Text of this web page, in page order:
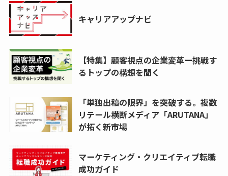
キャリアアップナビ
【特集】顧客視点の企業変革ー挑戦す
るトップの構想を聞く
「単独出稿の限界」を突破する。複数
リテール横断メディア「ARUTANA」
が拓く新市場
マーケティング・クリエイティブ転職
成功ガイド